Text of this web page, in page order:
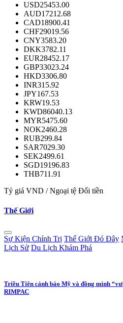
USD25453.00
AUD17212.68
CAD18900.41
CHF29019.56
CNY3583.20
DKK3782.11
EUR28452.17
GBP33023.24
HKD3306.80
INR315.92
JPY167.53
KRW19.53
KWD86040.13
MYR5475.60
NOK2460.28
RUB299.84
SAR7029.30
SEK2499.61
SGD19196.83
THB711.91
Tỷ giá VND / Ngoại tệ Đổi tiền
Thế Giới
Sự Kiện Chính Trị Thế Giới Đó Đây
Lịch Sử Du Lịch Khám Phá
Triều Tiên cảnh báo Mỹ và đồng minh
RIMPAC